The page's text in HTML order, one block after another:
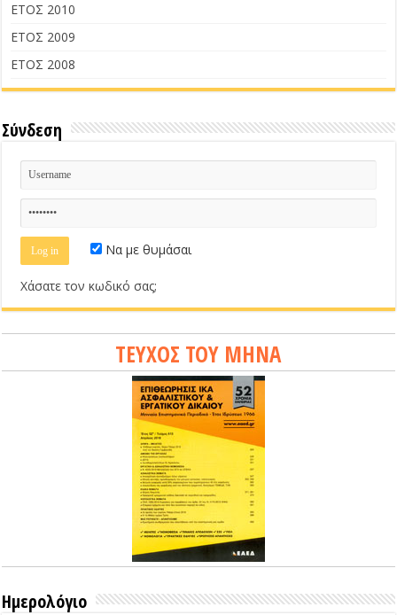
ΕΤΟΣ 2010
ΕΤΟΣ 2009
ΕΤΟΣ 2008
Σύνδεση
Να με θυμάσαι
Χάσατε τον κωδικό σας;
ΤΕΥΧΟΣ ΤΟΥ ΜΗΝΑ
Ημερολόγιο